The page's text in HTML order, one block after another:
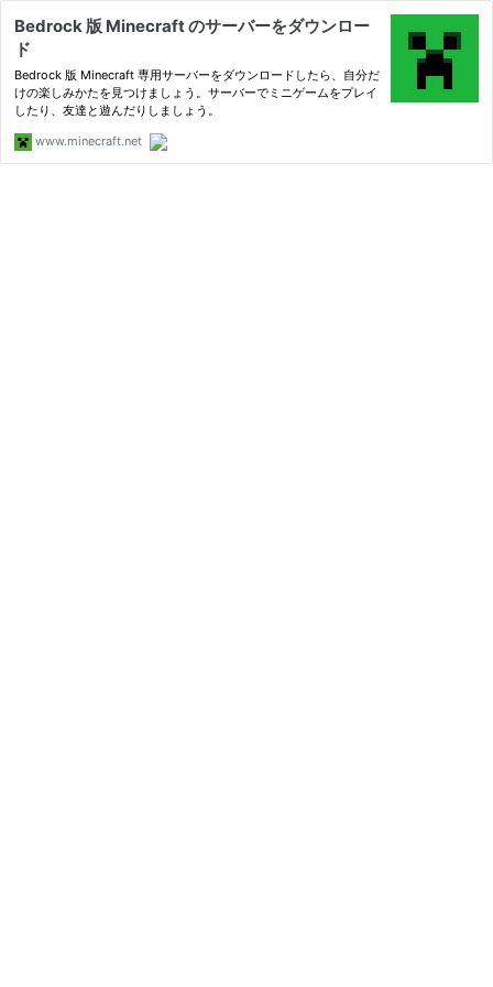
Bedrock 版 Minecraft のサーバーをダウンロー
ド
Bedrock 版 Minecraft 専用サーバーをダウンロードしたら、自分だ
けの楽しみかたを見つけましょう。サーバーでミニゲームをプレイ
したり、友達と遊んだりしましょう。
www.minecraft.net